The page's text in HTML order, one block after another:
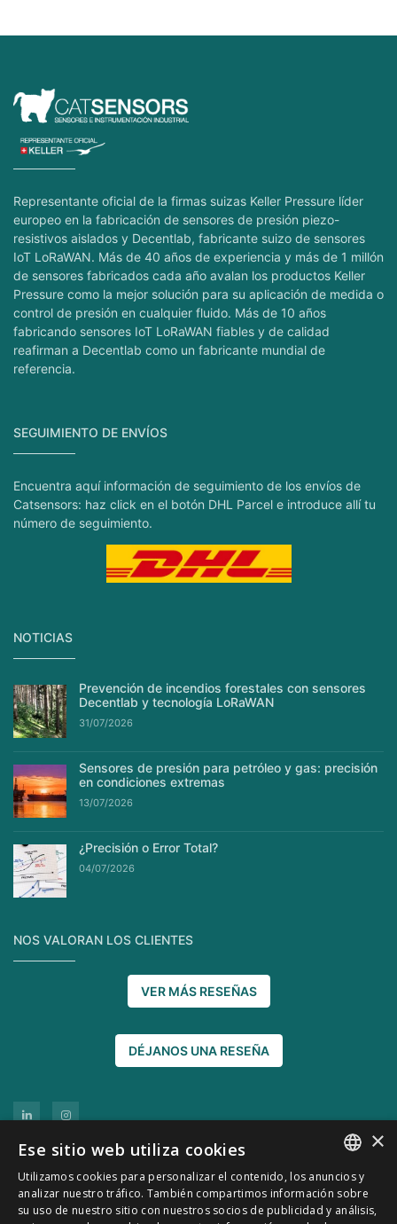
Representante oficial de la firmas suizas Keller Pressure líder
europeo en la fabricación de sensores de presión piezo-
resistivos aislados y Decentlab, fabricante suizo de sensores
IoT LoRaWAN. Más de 40 años de experiencia y más de 1 millón
de sensores fabricados cada año avalan los productos Keller
Pressure como la mejor solución para su aplicación de medida o
control de presión en cualquier fluido. Más de 10 años
fabricando sensores IoT LoRaWAN fiables y de calidad
reafirman a Decentlab como un fabricante mundial de
referencia.
SEGUIMIENTO DE ENVÍOS
Encuentra aquí información de seguimiento de los envíos de
Catsensors: haz click en el botón DHL Parcel e introduce allí tu
número de seguimiento.
NOTICIAS
Prevención de incendios forestales con sensores
Decentlab y tecnología LoRaWAN
31/07/2026
Sensores de presión para petróleo y gas: precisión
en condiciones extremas
13/07/2026
¿Precisión o Error Total?
04/07/2026
NOS VALORAN LOS CLIENTES
VER MÁS RESEÑAS
DÉJANOS UNA RESEÑA
SPANISH
CATALÀ
×
Ese sitio web utiliza cookies
Utilizamos cookies para personalizar el contenido, los anuncios y
analizar nuestro tráfico. También compartimos información sobre
su uso de nuestro sitio con nuestros socios de publicidad y análisis,